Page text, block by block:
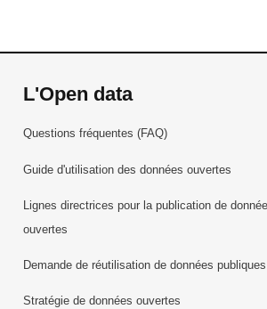
L'Open data
Questions fréquentes (FAQ)
Guide d'utilisation des données ouvertes
Lignes directrices pour la publication de
ouvertes
Demande de réutilisation de données publiques
Stratégie de données ouvertes